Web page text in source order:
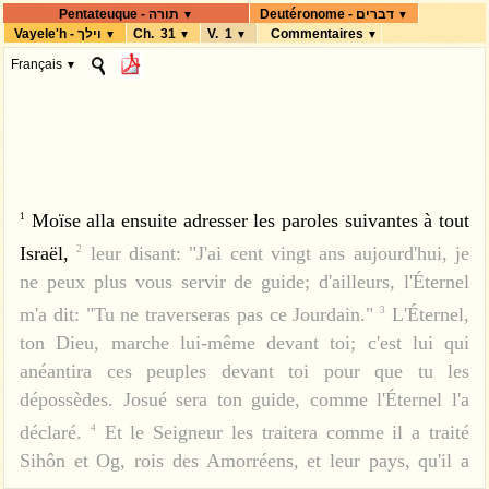
▼ ▼
▼ Ch. 31 ▼ V. 1 ▼ Commentaires ▼
Français ▼
1
Moïse alla ensuite adresser les paroles suivantes à tout
Israël,
2
leur disant: "J'ai cent vingt ans aujourd'hui, je
ne peux plus vous servir de guide; d'ailleurs, l'Éternel
m'a dit: "Tu ne traverseras pas ce Jourdain."
3
L'Éternel,
ton Dieu, marche lui-même devant toi; c'est lui qui
anéantira ces peuples devant toi pour que tu les
dépossèdes. Josué sera ton guide, comme l'Éternel l'a
déclaré.
4
Et le Seigneur les traitera comme il a traité
Sihôn et Og, rois des Amorréens, et leur pays, qu'il a